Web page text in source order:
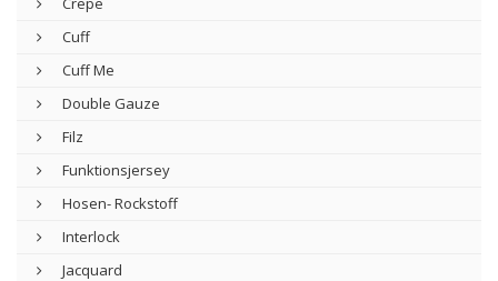
Cuff
Cuff Me
Double Gauze
Filz
Funktionsjersey
Hosen- Rockstoff
Interlock
Jacquard